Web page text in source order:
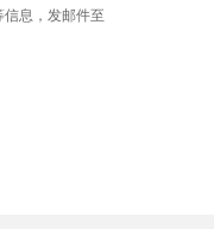
息，发邮件至